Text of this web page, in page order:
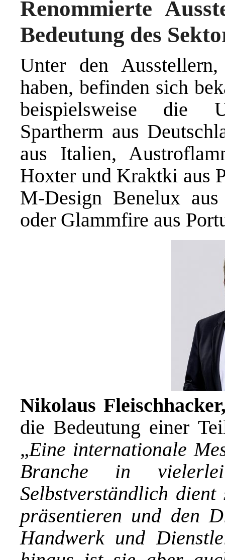
Renommierte
Bedeutung des
Unter den
haben, befinden sich
beispielsweise die
Spartherm aus
aus Italien,
Hoxter und Kraktki aus
M-Design Benelux
oder Glammfire aus
Nikolaus
die Bedeutung einer
„Eine internationale
Branche in
Selbstverständlich
präsentieren und den
Handwerk und